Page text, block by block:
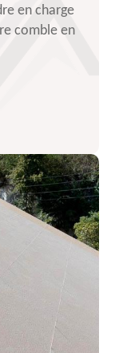
en charge
comble en